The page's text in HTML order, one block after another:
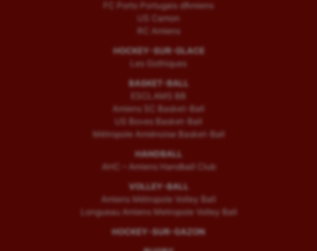
FC Porto Portugais d’Amiens
US Camon
RC Amiens
HOCKEY-SUR-GLACE
Les Gothiques
BASKET-BALL
ESCLAMS BB
Amiens SC Basket-Ball
US Boves Basket-Ball
Métropole Amiénoise Basket-Ball
HANDBALL
AHC – Amiens Handball Club
VOLLEY-BALL
Amiens Métropole Volley Ball
Longueau Amiens Metropole Volley Ball
HOCKEY-SUR-GAZON